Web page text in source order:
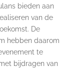
bieden aan
van de
De
hebben daarom
te
bijdragen van